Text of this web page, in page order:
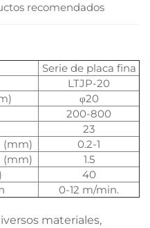
recomendados
Serie de placa fina
LTJP-20
φ20
200-800
23
(mm)
0.2-1
(mm)
1.5
40
0-12 m/min.
materiales,